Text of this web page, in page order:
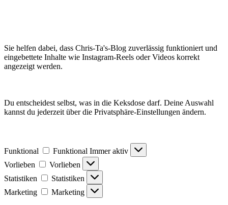
Sie helfen dabei, dass Chris-Ta's-Blog zuverlässig funktioniert und
eingebettete Inhalte wie Instagram-Reels oder Videos korrekt
angezeigt werden.
Du entscheidest selbst, was in die Keksdose darf. Deine Auswahl
kannst du jederzeit über die Privatsphäre-Einstellungen ändern.
Funktional Funktional Immer aktiv
Vorlieben
Vorlieben
Statistiken
Statistiken
Marketing
Marketing